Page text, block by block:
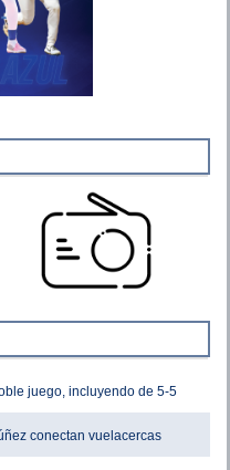
juego, incluyendo de 5-5
conectan vuelacercas